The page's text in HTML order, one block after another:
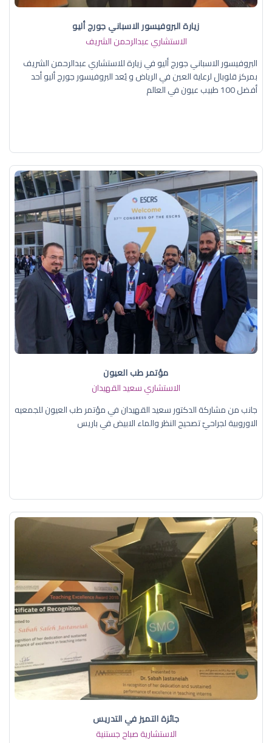
زيارة البروفيسور الاسباني جورج أليو
الاستشاري عبدالرحمن الشريف
البروفيسور الاسباني جورج أليو في زيارة للاستشاري عبدالرحمن الشريف
بمركز قلوبال لرعاية العين في الرياض و يُعد البروفيسور جورج أليو أحد
أفضل 100 طبيب عيون في العالم
مؤتمر طب العيون
الاستشاري سعيد القهيدان
جانب من مشاركة الدكتور سعيد القهيدان في مؤتمر طب العيون للجمعيه
الاوروبية لجراحيّ تصحيح النظر والماء الابيض في باريس
جائزة التميز في التدريس
الاستشارية صباح جستنية